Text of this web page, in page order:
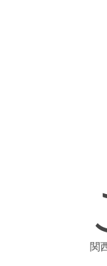
関